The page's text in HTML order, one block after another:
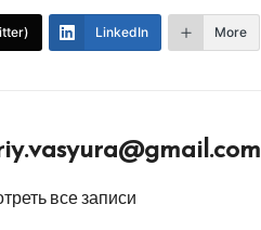
LinkedIn More
все записи